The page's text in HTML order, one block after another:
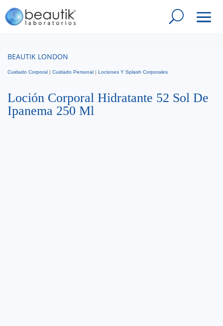
BEAUTIK LONDON
Cuidado Corporal | Cuidado Personal | Lociones Y Splash Corporales
Loción Corporal Hidratante 52 Sol De
Ipanema 250 Ml